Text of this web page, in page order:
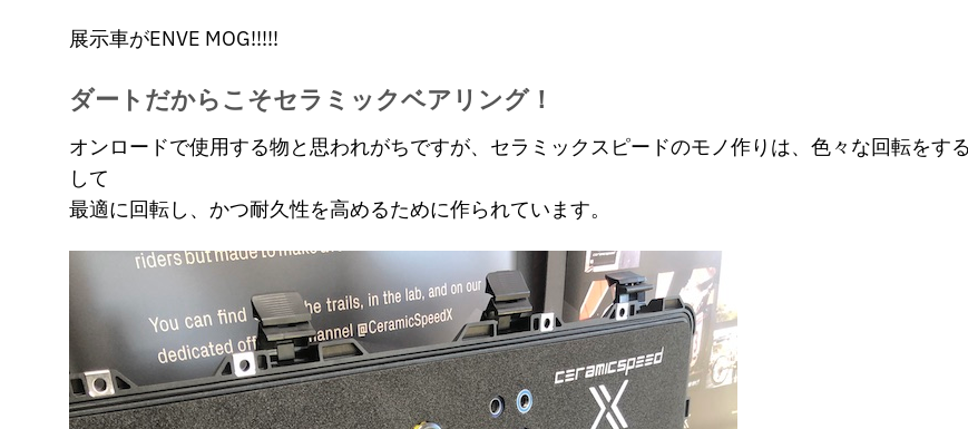
展示車がENVE MOG!!!!!
ダートだからこそセラミックベアリング！
オンロードで使用する物と思われがちですが、セラミックスピードのモノ作りは、色々な回転をす
して
最適に回転し、かつ耐久性を高めるために作られています。